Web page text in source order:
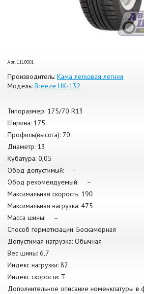
Арт. 1110001
Производитель: Кама легковая летняя
Модель: Breeze НК-132
Типоразмер: 175/70 R13
Ширина: 175
Профиль(высота): 70
Диаметр: 13
Кубатура: 0,05
Обод допустимый: –
Обод рекомендуемый: –
Максимальная скорость: 190
Максимальная нагрузка: 475
Масса шины: –
Способ герметизации: Бескамерная
Допустимая нагрузка: Обычная
Вес шины: 6,7
Индекс нагрузки: 82
Индекс скорости: T
Дополнительное описание номенклатуры в